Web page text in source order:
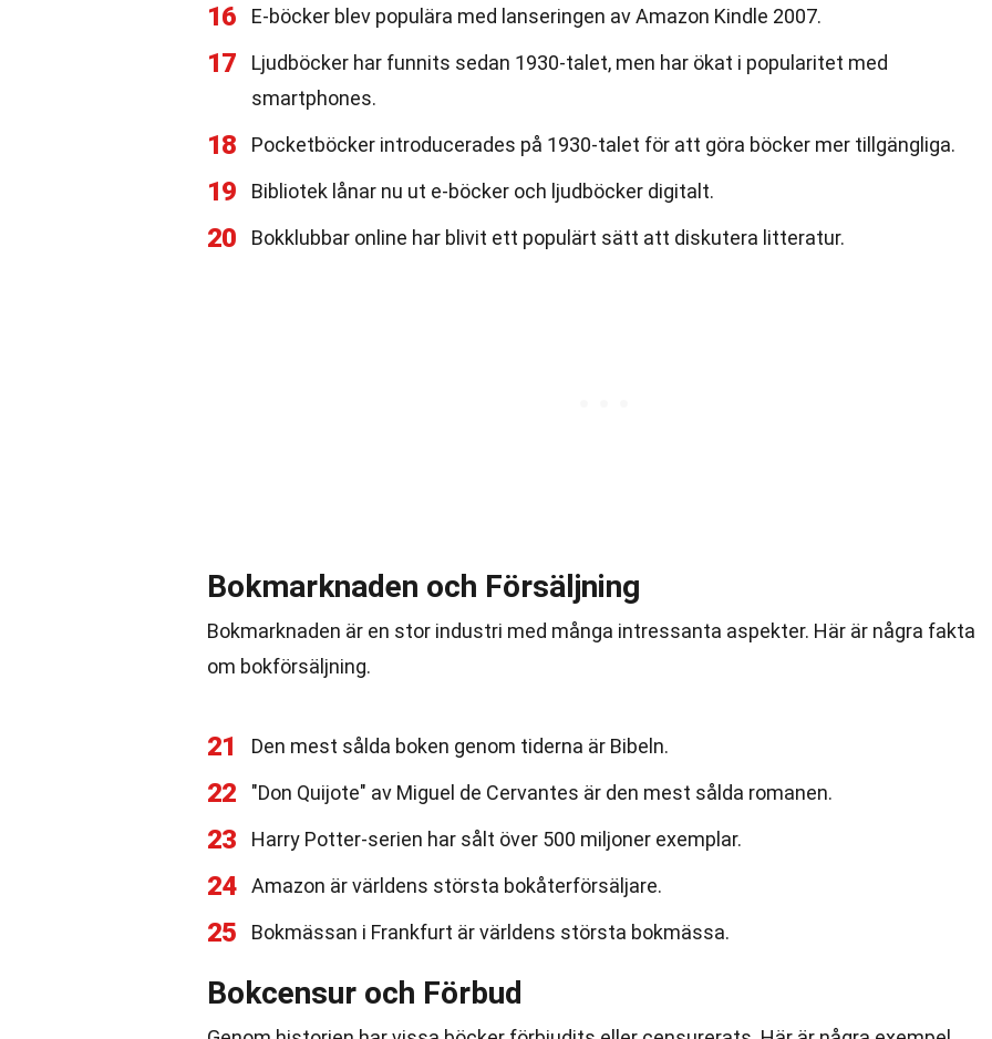
16 E-böcker blev populära med lanseringen av Amazon Kindle 2007.
17
Ljudböcker har funnits sedan 1930-talet, men har ökat i popularitet med
smartphones.
18 Pocketböcker introducerades på 1930-talet för att göra böcker mer tillgängliga.
19 Bibliotek lånar nu ut e-böcker och ljudböcker digitalt.
20 Bokklubbar online har blivit ett populärt sätt att diskutera litteratur.
Bokmarknaden och Försäljning
Bokmarknaden är en stor industri med många intressanta aspekter. Här är några fakta
om bokförsäljning.
21 Den mest sålda boken genom tiderna är Bibeln.
22 "Don Quijote" av Miguel de Cervantes är den mest sålda romanen.
23 Harry Potter-serien har sålt över 500 miljoner exemplar.
24 Amazon är världens största bokåterförsäljare.
25 Bokmässan i Frankfurt är världens största bokmässa.
Bokcensur och Förbud